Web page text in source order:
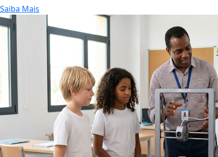
Saiba Mais